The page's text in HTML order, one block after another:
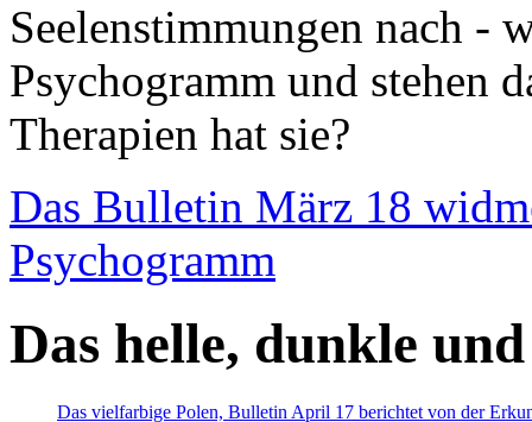
Seelenstimmungen nach -
Psychogramm und stehen
Therapien hat sie?
Das Bulletin März 18
Psychogramm
Das helle, dunkle
Das vielfarbige Polen, Bulletin April 17 berichtet von der